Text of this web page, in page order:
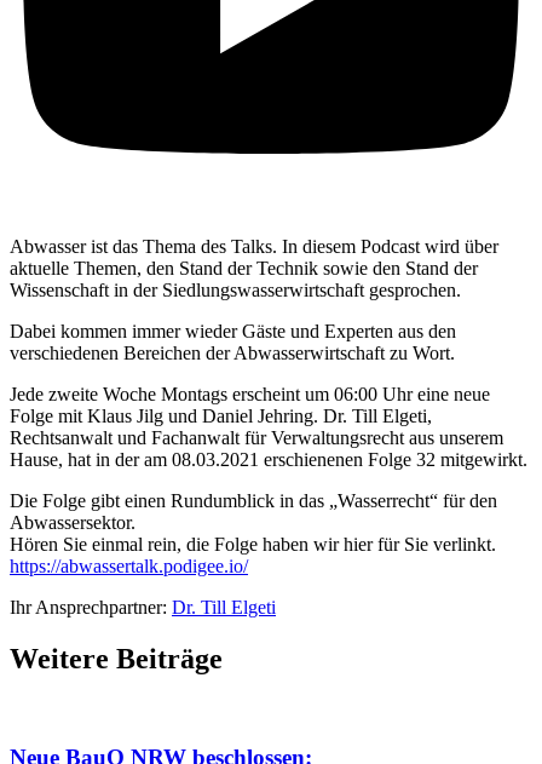
Abwasser ist das Thema des Talks. In diesem Podcast wird über
aktuelle Themen, den Stand der Technik sowie den Stand der
Wissenschaft in der Siedlungswasserwirtschaft gesprochen.
Dabei kommen immer wieder Gäste und Experten aus den
verschiedenen Bereichen der Abwasserwirtschaft zu Wort.
Jede zweite Woche Montags erscheint um 06:00 Uhr eine neue
Folge mit Klaus Jilg und Daniel Jehring. Dr. Till Elgeti,
Rechtsanwalt und Fachanwalt für Verwaltungsrecht aus unserem
Hause, hat in der am 08.03.2021 erschienenen Folge 32 mitgewirkt.
Die Folge gibt einen Rundumblick in das „Wasserrecht“ für den
Abwassersektor.
Hören Sie einmal rein, die Folge haben wir hier für Sie verlinkt.
https://abwassertalk.podigee.io/
Ihr Ansprechpartner: Dr. Till Elgeti
Weitere Beiträge
Neue BauO NRW beschlossen: